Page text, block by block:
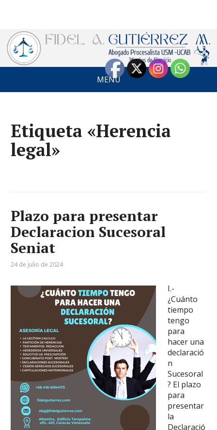
MENÚ
Etiqueta «Herencia
legal»
Plazo para presentar
Declaracion Sucesoral
Seniat
24 de julio de 2024
I.-
¿Cuánto
tiempo
tengo
para
hacer una
declaració
n
Sucesoral
? El plazo
para
presentar
la
Declaració